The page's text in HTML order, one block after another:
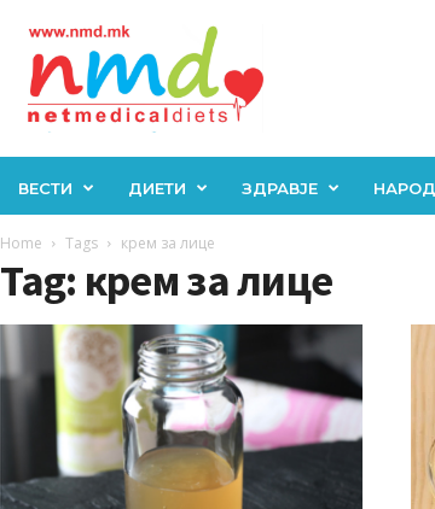
ВЕСТИ ДИЕТИ ЗДРАВЈЕ
Home Tags крем за лице
Tag: крем за лице